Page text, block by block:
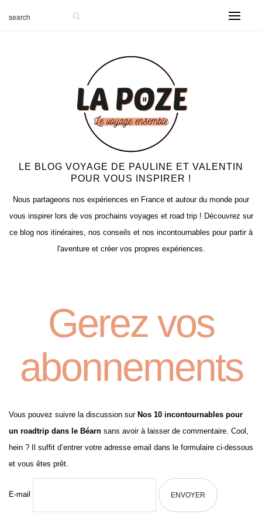
LE BLOG VOYAGE DE PAULINE ET VALENTIN
POUR VOUS INSPIRER !
Nous partageons nos expériences en France et autour du monde pour
vous inspirer lors de vos prochains voyages et road trip ! Découvrez sur
ce blog nos itinéraires, nos conseils et nos incontournables pour partir à
l'aventure et créer vos propres expériences.
Gerez vos
abonnements
Vous pouvez suivre la discussion sur Nos 10 incontournables pour
un roadtrip dans le Béarn sans avoir à laisser de commentaire. Cool,
hein ? Il suffit d’entrer votre adresse email dans le formulaire ci-dessous
et vous êtes prêt.
E-mail